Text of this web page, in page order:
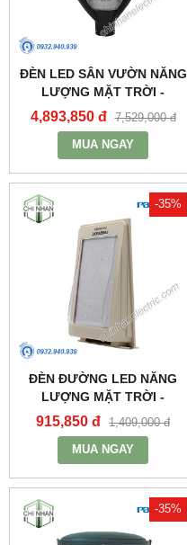
ĐÈN LED SÂN VƯỜN NĂNG
LƯỢNG MẶT TRỜI -
PSOGA20L - PARAGON
4,893,850 đ 7,529,000 đ
MUA NGAY
-35%
ĐÈN ĐƯỜNG LED NĂNG
LƯỢNG MẶT TRỜI -
PSOWA565 - PARAGON
915,850 đ 1,409,000 đ
MUA NGAY
-35%